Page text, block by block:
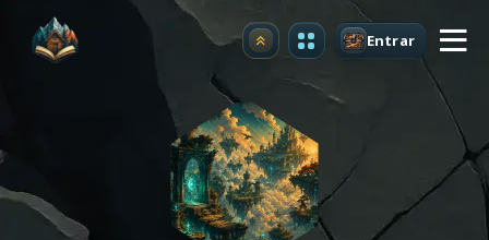
Atualizar Entrar